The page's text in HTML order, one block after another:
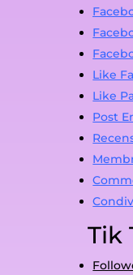
Like
Like
Post
Tik